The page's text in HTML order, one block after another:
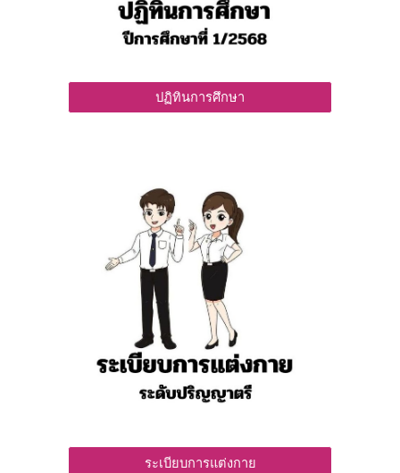
ปฏิทินการศึกษา
ระเบียบการแต่งกาย